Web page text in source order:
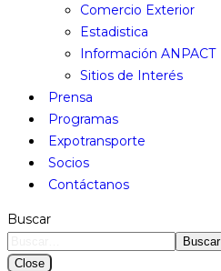
Comercio Exterior
Estadistica
Información ANPACT
Sitios de Interés
Prensa
Programas
Expotransporte
Socios
Contáctanos
Buscar
Buscar
Close